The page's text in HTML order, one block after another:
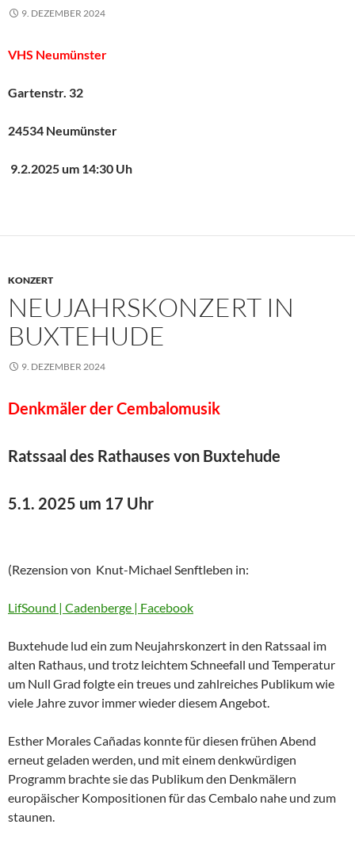
9. DEZEMBER 2024
VHS Neumünster
Gartenstr. 32
24534 Neumünster
9.2.2025 um 14:30 Uh
KONZERT
NEUJAHRSKONZERT IN
BUXTEHUDE
9. DEZEMBER 2024
Denkmäler der Cembalomusik
Ratssaal des Rathauses von Buxtehude
5.1. 2025 um 17 Uhr
(Rezension von Knut-Michael Senftleben in:
LifSound | Cadenberge | Facebook
Buxtehude lud ein zum Neujahrskonzert in den Ratssaal im
alten Rathaus, und trotz leichtem Schneefall und Temperatur
um Null Grad folgte ein treues und zahlreiches Publikum wie
viele Jahre zuvor immer wieder diesem Angebot.
Esther Morales Cañadas konnte für diesen frühen Abend
erneut geladen werden, und mit einem denkwürdigen
Programm brachte sie das Publikum den Denkmälern
europäischer Kompositionen für das Cembalo nahe und zum
staunen.